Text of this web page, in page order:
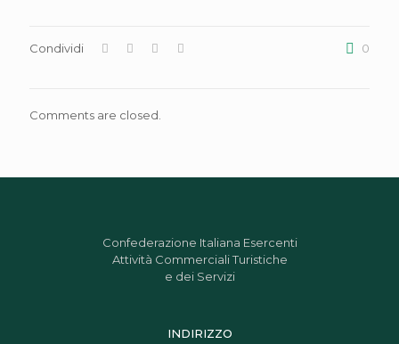
Condividi 0
Comments are closed.
Confederazione Italiana Esercenti
Attività Commerciali Turistiche
e dei Servizi
INDIRIZZO